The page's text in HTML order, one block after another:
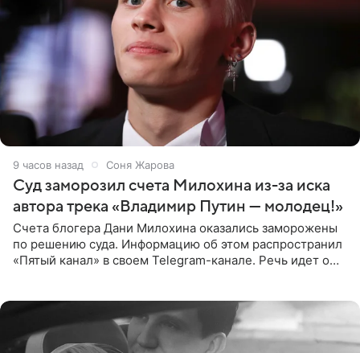
9 часов назад Соня Жарова
Суд заморозил счета Милохина из-за иска
автора трека «Владимир Путин — молодец!»
Счета блогера Дани Милохина оказались заморожены
по решению суда. Информацию об этом распространил
«Пятый канал» в своем Telegram-канале. Речь идет о